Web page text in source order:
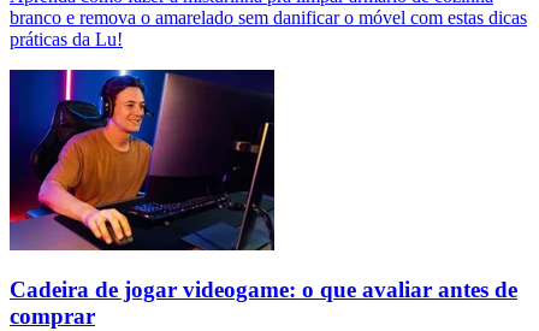
branco e remova o amarelado sem danificar o móvel com estas dicas
práticas da Lu!
Cadeira de jogar videogame: o que avaliar antes de
comprar